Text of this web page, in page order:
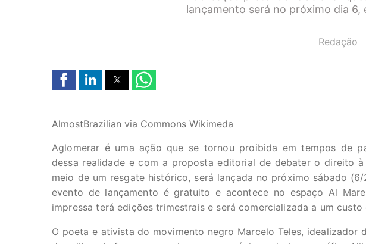
lançamento será no próximo dia 6,
AUTOR(A):
Redação
AlmostBrazilian via Commons Wikimeda
Aglomerar é uma ação que se tornou proibida em tempos de
dessa realidade e com a proposta editorial de debater o
meio de um resgate histórico, será lançada no próximo sábado
evento de lançamento é gratuito e acontece no espaço Al
impressa terá edições trimestrais e será comercializada a um custo
O poeta e ativista do movimento negro Marcelo Teles, idealizador